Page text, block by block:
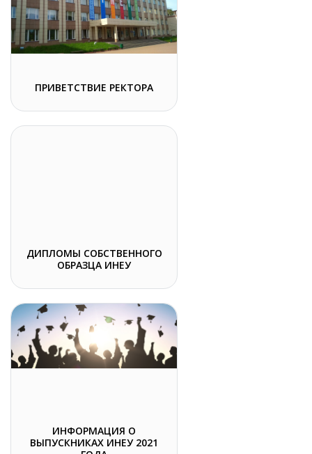
ПРИВЕТСТВИЕ РЕКТОРА
ДИПЛОМЫ СОБСТВЕННОГО
ОБРАЗЦА ИНЕУ
ИНФОРМАЦИЯ О
ВЫПУСКНИКАХ ИНЕУ 2021